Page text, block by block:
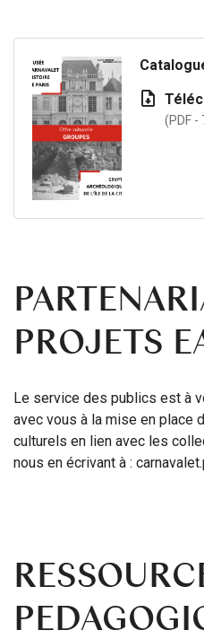
(PDF -
PROJETS
Le service des publics est à
avec vous à la mise en place
culturels en lien avec les
nous en écrivant à :